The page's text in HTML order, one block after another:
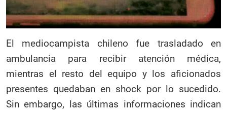
El mediocampista chileno fue trasladado en
ambulancia para recibir atención médica,
mientras el resto del equipo y los aficionados
presentes quedaban en shock por lo sucedido.
Sin embargo, las últimas informaciones indican